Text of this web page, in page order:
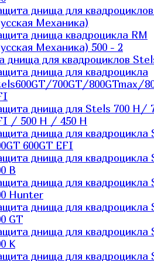
днища для
Механика)
днища квадроцикла RM
Механика) 500 - 2
днища для квадроциклов
днища для квадроцикла
700GT/800GTmax/
днища для Stels 700 H/
/ 500 H / 450 H
днища для квадроцикла
600GT EFI
днища для квадроцикла
B
днища для квадроцикла
Hunter
днища для квадроцикла
GT
днища для квадроцикла
K
днища для квадроцикла